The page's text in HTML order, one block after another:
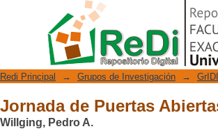
Jornada de Puertas
Repositorio Digital
Redi Principal → Grupos de Investigación →
Jornada de Puertas
Willging, Pedro A.